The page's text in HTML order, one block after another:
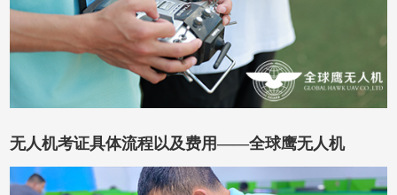
在线咨询
无人机考证具体流程以及费用——全球鹰无人机